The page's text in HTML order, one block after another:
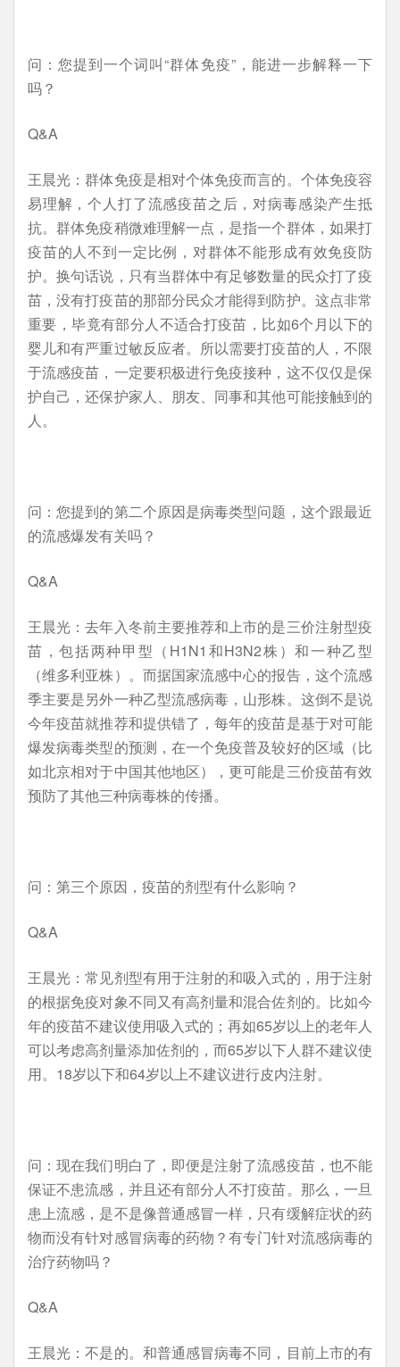
问：您提到一个词叫“群体免疫”，能进一步解释一下
吗？
Q&A
王晨光：群体免疫是相对个体免疫而言的。个体免疫容
易理解，个人打了流感疫苗之后，对病毒感染产生抵
抗。群体免疫稍微难理解一点，是指一个群体，如果打
疫苗的人不到一定比例，对群体不能形成有效免疫防
护。换句话说，只有当群体中有足够数量的民众打了疫
苗，没有打疫苗的那部分民众才能得到防护。这点非常
重要，毕竟有部分人不适合打疫苗，比如6个月以下的
婴儿和有严重过敏反应者。所以需要打疫苗的人，不限
于流感疫苗，一定要积极进行免疫接种，这不仅仅是保
护自己，还保护家人、朋友、同事和其他可能接触到的
人。
问：您提到的第二个原因是病毒类型问题，这个跟最近
的流感爆发有关吗？
Q&A
王晨光：去年入冬前主要推荐和上市的是三价注射型疫
苗，包括两种甲型（H1N1和H3N2株）和一种乙型
（维多利亚株）。而据国家流感中心的报告，这个流感
季主要是另外一种乙型流感病毒，山形株。这倒不是说
今年疫苗就推荐和提供错了，每年的疫苗是基于对可能
爆发病毒类型的预测，在一个免疫普及较好的区域（比
如北京相对于中国其他地区），更可能是三价疫苗有效
预防了其他三种病毒株的传播。
问：第三个原因，疫苗的剂型有什么影响？
Q&A
王晨光：常见剂型有用于注射的和吸入式的，用于注射
的根据免疫对象不同又有高剂量和混合佐剂的。比如今
年的疫苗不建议使用吸入式的；再如65岁以上的老年人
可以考虑高剂量添加佐剂的，而65岁以下人群不建议使
用。18岁以下和64岁以上不建议进行皮内注射。
问：现在我们明白了，即便是注射了流感疫苗，也不能
保证不患流感，并且还有部分人不打疫苗。那么，一旦
患上流感，是不是像普通感冒一样，只有缓解症状的药
物而没有针对感冒病毒的药物？有专门针对流感病毒的
治疗药物吗？
Q&A
王晨光：不是的。和普通感冒病毒不同，目前上市的有